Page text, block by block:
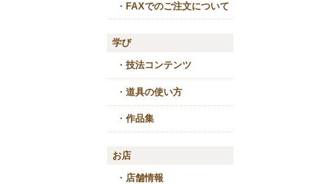
・ FAXでのご注文について
学び
・ 技法コンテンツ
・ 道具の使い方
・ 作品集
お店
・ 店舗情報